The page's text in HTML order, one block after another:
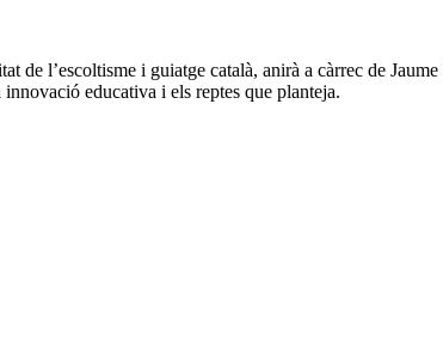
de l’escoltisme i guiatge català, anirà a càrrec de
educativa i els reptes que planteja.